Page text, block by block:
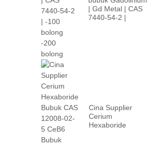
| Gd Metal | CAS
7440-54-2 |
Cina Supplier
Cerium
Hexaboride